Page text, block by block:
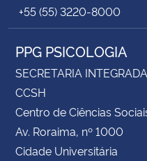
+55 (55) 3220-8000
PPG PSICOLOGIA
SECRETARIA
CCSH
Centro de Ciências
Av. Roraima, nº 1000
Cidade Universitária